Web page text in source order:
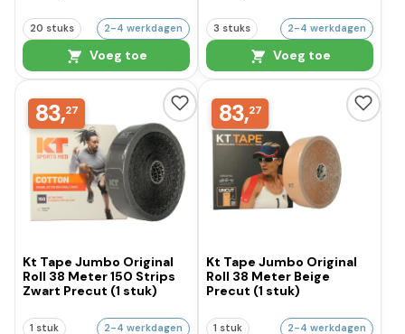
20 stuks 2-4 werkdagen
Voeg toe
3 stuks 2-4 werkdagen
Voeg toe
83,27
Kt Tape Jumbo Original
Roll 38 Meter 150 Strips
Zwart Precut (1 stuk)
1 stuk 2-4 werkdagen
83,27
Kt Tape Jumbo Original
Roll 38 Meter Beige
Precut (1 stuk)
1 stuk 2-4 werkdagen